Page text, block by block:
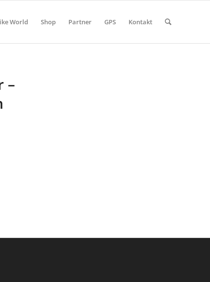
World Shop Partner GPS Kontakt
–